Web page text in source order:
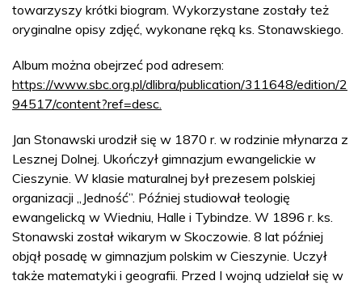
towarzyszy krótki biogram. Wykorzystane zostały też
oryginalne opisy zdjęć, wykonane ręką ks. Stonawskiego.
Album można obejrzeć pod adresem:
https://www.sbc.org.pl/dlibra/publication/311648/edition/2
94517/content?ref=desc.
Jan Stonawski urodził się w 1870 r. w rodzinie młynarza z
Lesznej Dolnej. Ukończył gimnazjum ewangelickie w
Cieszynie. W klasie maturalnej był prezesem polskiej
organizacji „Jedność”. Później studiował teologię
ewangelicką w Wiedniu, Halle i Tybindze. W 1896 r. ks.
Stonawski został wikarym w Skoczowie. 8 lat później
objął posadę w gimnazjum polskim w Cieszynie. Uczył
także matematyki i geografii. Przed I wojną udzielał się w